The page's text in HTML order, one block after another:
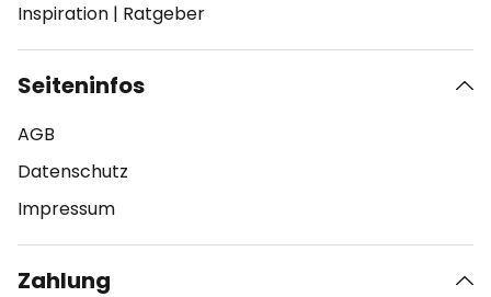
Inspiration | Ratgeber
Seiteninfos
AGB
Datenschutz
Impressum
Zahlung